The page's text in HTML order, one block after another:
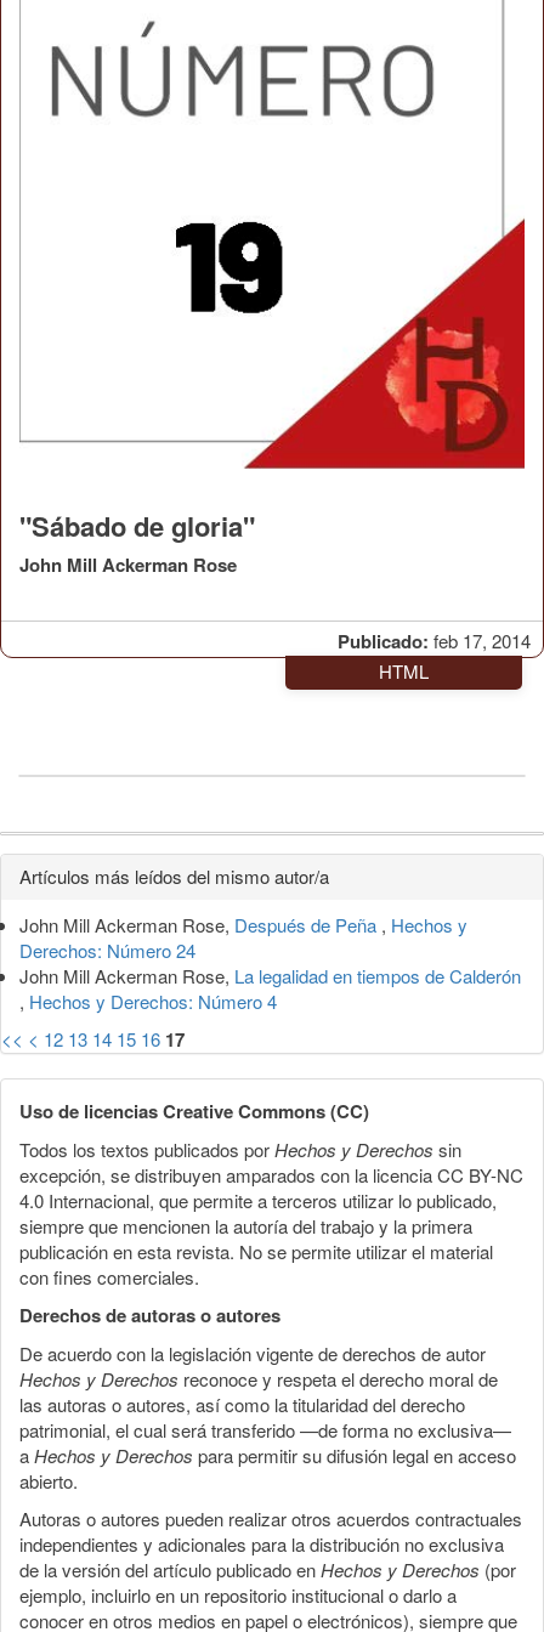
Publicado: feb 17, 2014
"Sábado de gloria"
John Mill Ackerman Rose
HTML
Detalles
del
artículo
Artículos más leídos del mismo autor/a
John Mill Ackerman Rose, Después de Peña , Hechos y
Derechos: Número 24
John Mill Ackerman Rose, La legalidad en tiempos de Calderón
, Hechos y Derechos: Número 4
<< < 12 13 14 15 16 17
Uso de licencias Creative Commons (CC)
Todos los textos publicados porHechos y Derechos sin
excepción, se distribuyen amparados con la licencia CC BY-NC
4.0 Internacional, que permite a terceros utilizar lo publicado,
siempre que mencionen la autoría del trabajo y la primera
publicación en esta revista. No se permite utilizar el material
con fines comerciales.
Derechos de autoras o autores
De acuerdo con la legislación vigente de derechos de autor
Hechos y Derechos reconoce y respeta el derecho moral de
las autoras o autores, así como la titularidad del derecho
patrimonial, el cual será transferido —de forma no exclusiva—
aHechos y Derechos para permitir su difusión legal en acceso
abierto.
Autoras o autores pueden realizar otros acuerdos contractuales
independientes y adicionales para la distribución no exclusiva
de la versión del artículo publicado enHechos y Derechos (por
ejemplo, incluirlo en un repositorio institucional o darlo a
conocer en otros medios en papel o electrónicos), siempre que